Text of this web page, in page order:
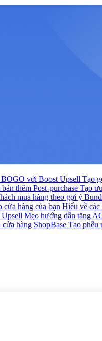
với Boost Upsell Tạo
thêm Post-purchase Tạo
mua hàng theo gợi ý
cửa hàng của bạn Hiểu về các
Mẹo hướng dẫn tăng
hàng ShopBase Tạo phễu